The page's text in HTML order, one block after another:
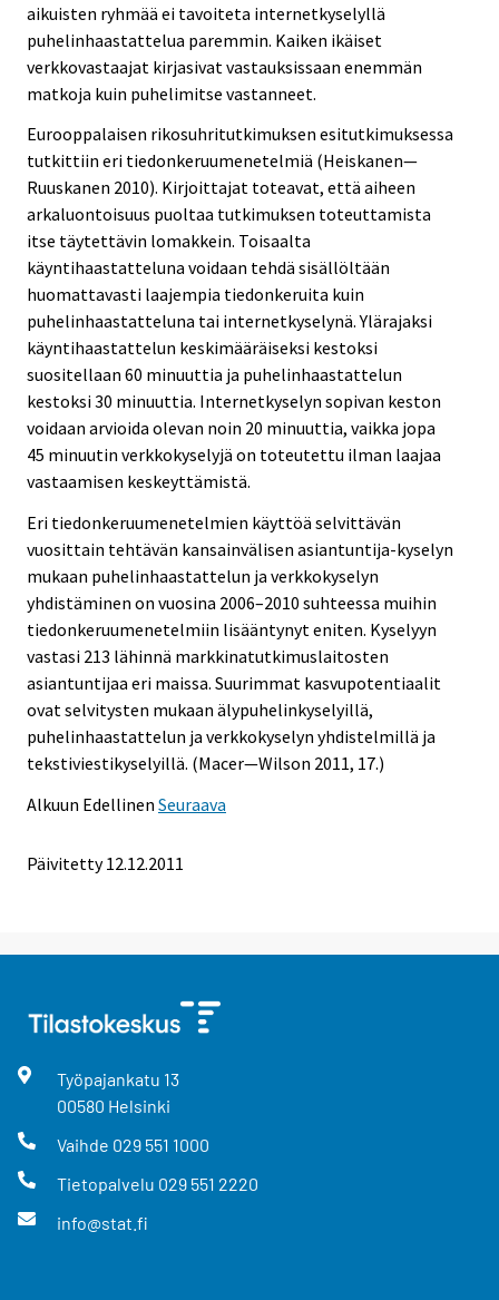
aikuisten ryhmää ei tavoiteta internetkyselyllä
puhelinhaastattelua paremmin. Kaiken ikäiset
verkkovastaajat kirjasivat vastauksissaan enemmän
matkoja kuin puhelimitse vastanneet.
Eurooppalaisen rikosuhritutkimuksen esitutkimuksessa
tutkittiin eri tiedonkeruumenetelmiä (Heiskanen—
Ruuskanen 2010). Kirjoittajat toteavat, että aiheen
arkaluontoisuus puoltaa tutkimuksen toteuttamista
itse täytettävin lomakkein. Toisaalta
käyntihaastatteluna voidaan tehdä sisällöltään
huomattavasti laajempia tiedonkeruita kuin
puhelinhaastatteluna tai internetkyselynä. Ylärajaksi
käyntihaastattelun keskimääräiseksi kestoksi
suositellaan 60 minuuttia ja puhelinhaastattelun
kestoksi 30 minuuttia. Internetkyselyn sopivan keston
voidaan arvioida olevan noin 20 minuuttia, vaikka jopa
45 minuutin verkkokyselyjä on toteutettu ilman laajaa
vastaamisen keskeyttämistä.
Eri tiedonkeruumenetelmien käyttöä selvittävän
vuosittain tehtävän kansainvälisen asiantuntija-kyselyn
mukaan puhelinhaastattelun ja verkkokyselyn
yhdistäminen on vuosina 2006–2010 suhteessa muihin
tiedonkeruumenetelmiin lisääntynyt eniten. Kyselyyn
vastasi 213 lähinnä markkinatutkimuslaitosten
asiantuntijaa eri maissa. Suurimmat kasvupotentiaalit
ovat selvitysten mukaan älypuhelinkyselyillä,
puhelinhaastattelun ja verkkokyselyn yhdistelmillä ja
tekstiviestikyselyillä. (Macer—Wilson 2011, 17.)
Alkuun Edellinen Seuraava
Päivitetty 12.12.2011
Työpajankatu 13
00580 Helsinki
Vaihde 029 551 1000
Tietopalvelu 029 551 2220
info@stat.fi